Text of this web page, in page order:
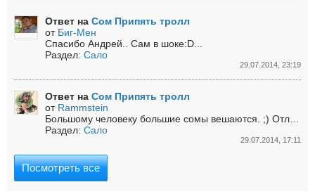
Ответ на Сом Припять тролл
от Биг-Мен
Спасибо Андрей..
Сам в шоке:D...
Раздел: Сало
29.07.2014, 23:19
Ответ на Сом Припять тролл
от Rammstein
Раздел: Сало
29.07.2014, 17:11
Посмотреть все